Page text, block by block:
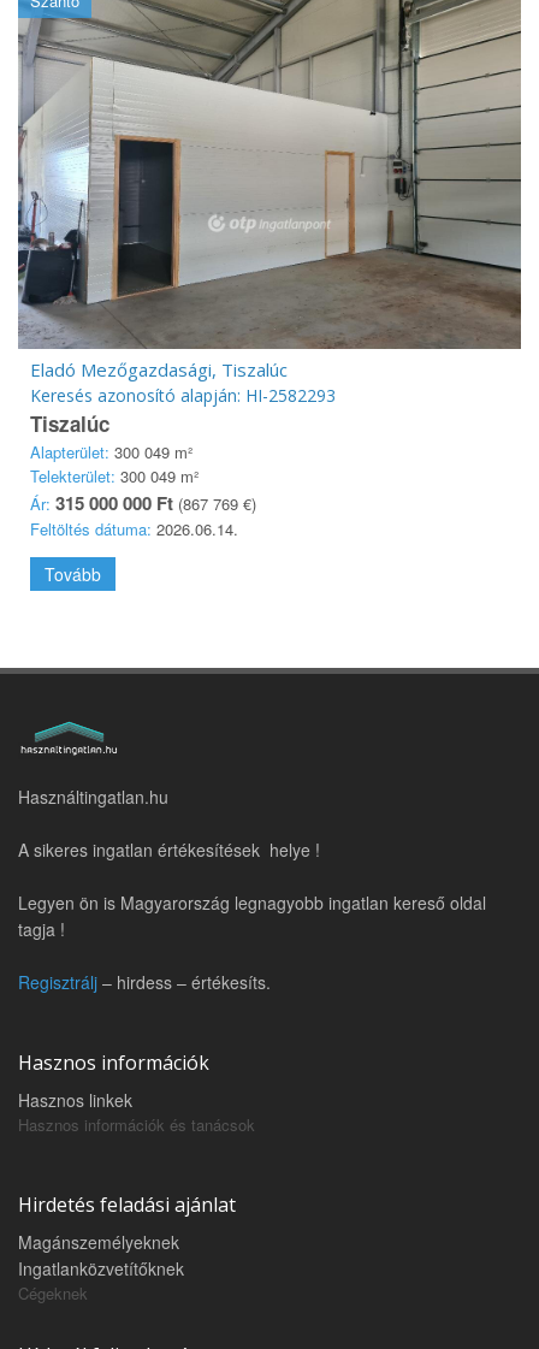
Eladó Mezőgazdasági, Tiszalúc
Keresés azonosító alapján: HI-2582293
Tiszalúc
Alapterület: 300 049 m²
Telekterület: 300 049 m²
Ár: 315 000 000 Ft (867 769 €)
Feltöltés dátuma: 2026.06.14.
Tovább
Használtingatlan.hu
A sikeres ingatlan értékesítések helye !
Legyen ön is Magyarország legnagyobb ingatlan kereső oldal
tagja !
Regisztrálj – hirdess – értékesíts.
Hasznos információk
Hasznos linkek
Hasznos információk és tanácsok
Hirdetés feladási ajánlat
Magánszemélyeknek
Ingatlanközvetítőknek
Cégeknek